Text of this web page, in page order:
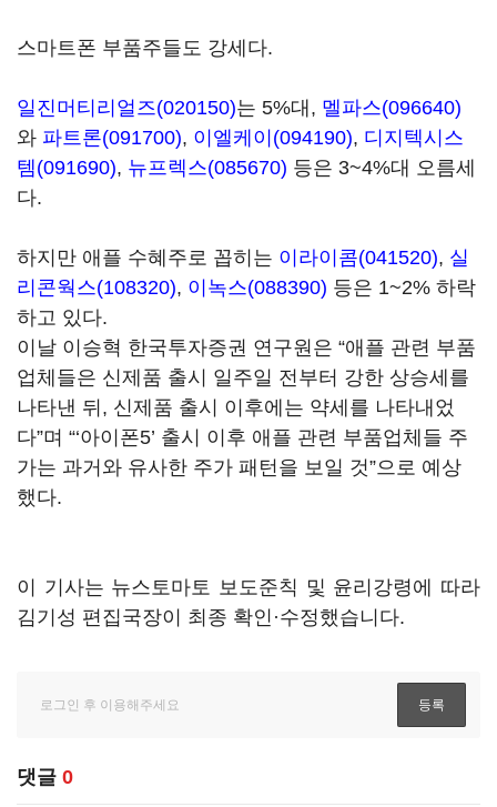
스마트폰 부품주들도 강세다.
일진머티리얼즈(020150)는 5%대, 멜파스(096640)
와 파트론(091700), 이엘케이(094190), 디지텍시스
템(091690), 뉴프렉스(085670) 등은 3~4%대 오름세
다.
하지만 애플 수혜주로 꼽히는 이라이콤(041520), 실
리콘웍스(108320), 이녹스(088390) 등은 1~2% 하락
하고 있다.
이날 이승혁 한국투자증권 연구원은 “애플 관련 부품
업체들은 신제품 출시 일주일 전부터 강한 상승세를
나타낸 뒤, 신제품 출시 이후에는 약세를 나타내었
다”며 “‘아이폰5’ 출시 이후 애플 관련 부품업체들 주
가는 과거와 유사한 주가 패턴을 보일 것”으로 예상
했다.
이 기사는 뉴스토마토 보도준칙 및 윤리강령에 따라
김기성 편집국장이 최종 확인·수정했습니다.
댓글 0